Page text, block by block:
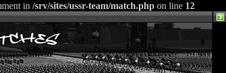
in /srv/sites/ussr-team/match.phpon line 12